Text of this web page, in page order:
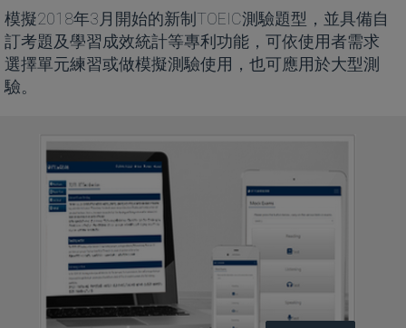
模擬2018年3月開始的新制TOEIC測驗題型，並具備自
訂考題及學習成效統計等專利功能，可依使用者需求
選擇單元練習或做模擬測驗使用，也可應用於大型測
驗。